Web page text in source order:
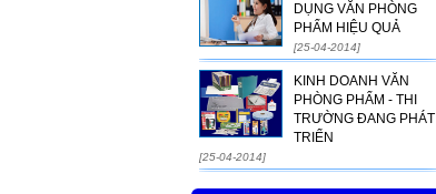
DỤNG VĂN PHÒNG
PHẨM HIỆU QUẢ
[25-04-2014]
KINH DOANH VĂN
PHÒNG PHẨM - THI
TRƯỜNG ĐANG PHÁT
TRIỂN
[25-04-2014]